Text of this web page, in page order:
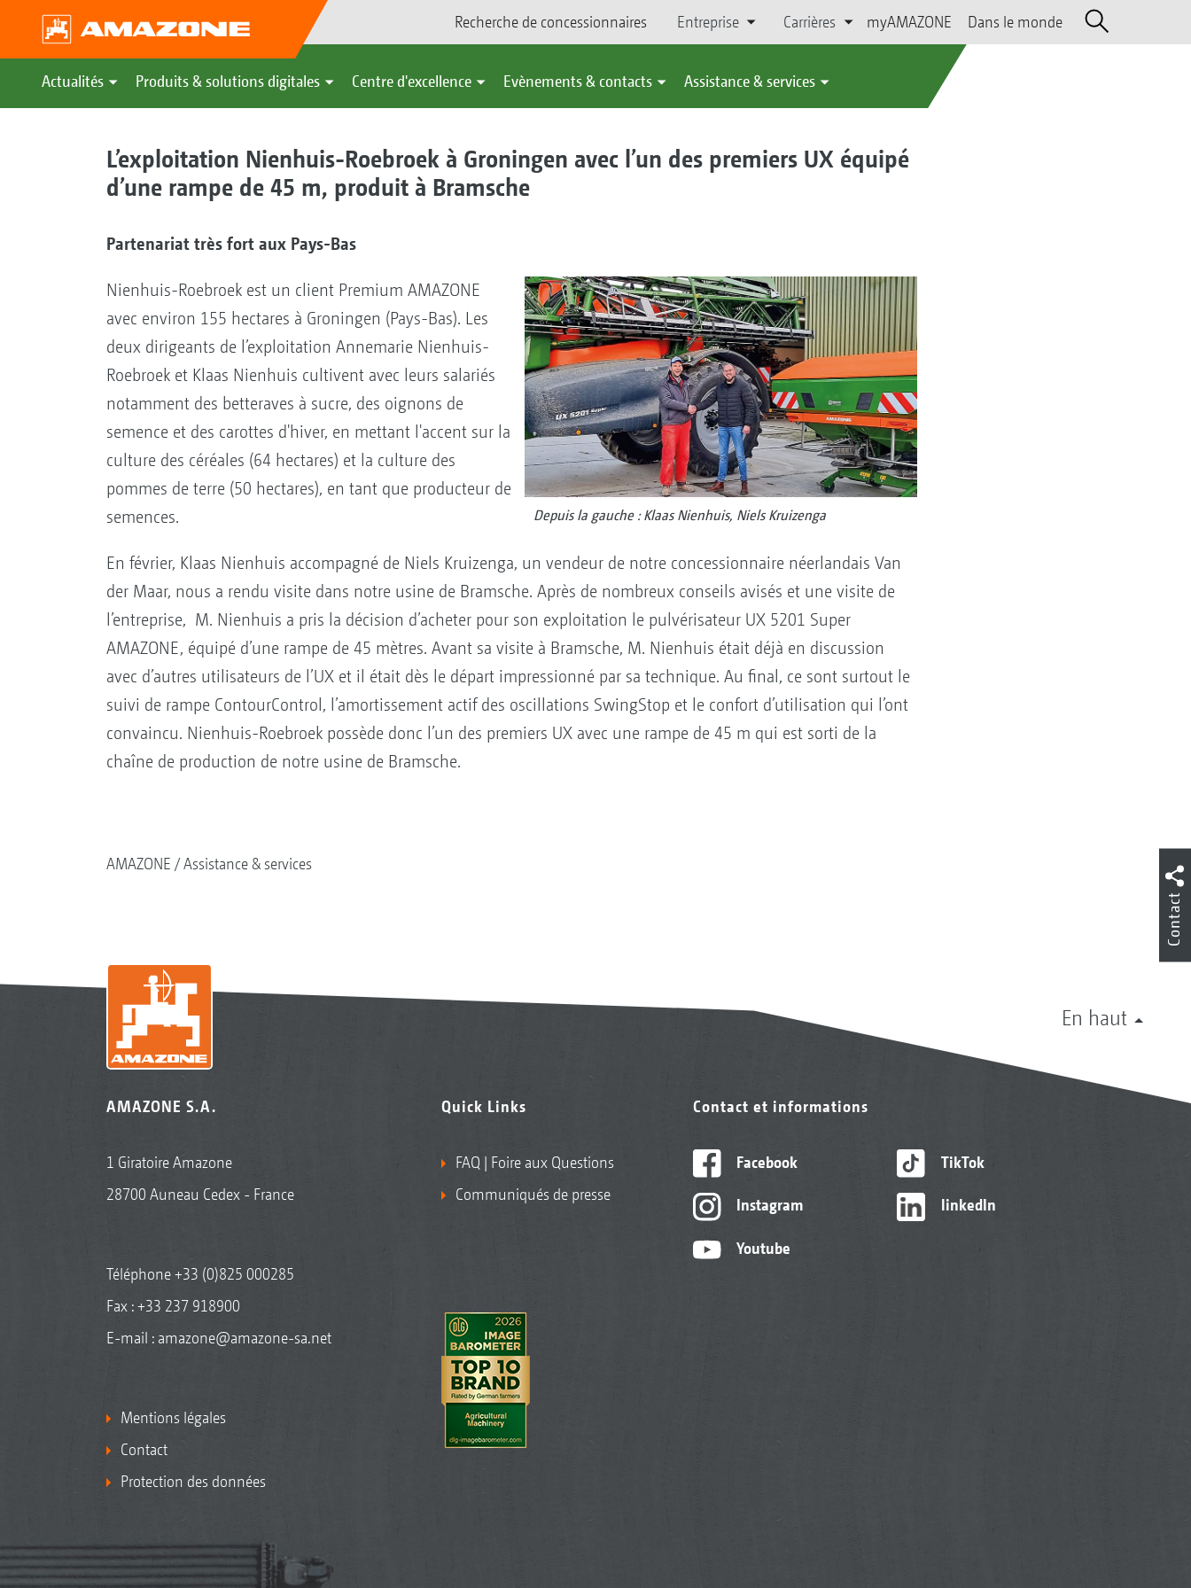
Recherche de concessionnaires Entreprise Carrières myAMAZONE Dans le monde
Actualités Produits & solutions digitales Centre d'excellence Evènements & contacts Assistance & services
L’exploitation Nienhuis-Roebroek à Groningen avec l’un des premiers UX équipé
d’une rampe de 45 m, produit à Bramsche
Partenariat très fort aux Pays-Bas
Depuis la gauche : Klaas Nienhuis, Niels Kruizenga
Nienhuis-Roebroek est un client Premium AMAZONE
avec environ 155 hectares à Groningen (Pays-Bas). Les
deux dirigeants de l’exploitation Annemarie Nienhuis-
Roebroek et Klaas Nienhuis cultivent avec leurs salariés
notamment des betteraves à sucre, des oignons de
semence et des carottes d'hiver, en mettant l'accent sur la
culture des céréales (64 hectares) et la culture des
pommes de terre (50 hectares), en tant que producteur de
semences.
En février, Klaas Nienhuis accompagné de Niels Kruizenga, un vendeur de notre concessionnaire néerlandais Van
der Maar, nous a rendu visite dans notre usine de Bramsche. Après de nombreux conseils avisés et une visite de
l’entreprise, M. Nienhuis a pris la décision d’acheter pour son exploitation le pulvérisateur UX 5201 Super
AMAZONE, équipé d’une rampe de 45 mètres. Avant sa visite à Bramsche, M. Nienhuis était déjà en discussion
avec d’autres utilisateurs de l’UX et il était dès le départ impressionné par sa technique. Au final, ce sont surtout le
suivi de rampe ContourControl, l’amortissement actif des oscillations SwingStop et le confort d’utilisation qui l’ont
convaincu. Nienhuis-Roebroek possède donc l’un des premiers UX avec une rampe de 45 m qui est sorti de la
chaîne de production de notre usine de Bramsche.
AMAZONE Assistance & services
En haut
AMAZONE S.A.
1 Giratoire Amazone
28700 Auneau Cedex - France
Téléphone+33 (0)825 000285
Fax : +33 237 918900
E-mail : amazone@amazone-sa.net
Mentions légales
Contact
Protection des données
Quick Links
FAQ | Foire aux Questions
Communiqués de presse
Contact et informations
Facebook
Instagram
Youtube
TikTok
linkedIn
Contact